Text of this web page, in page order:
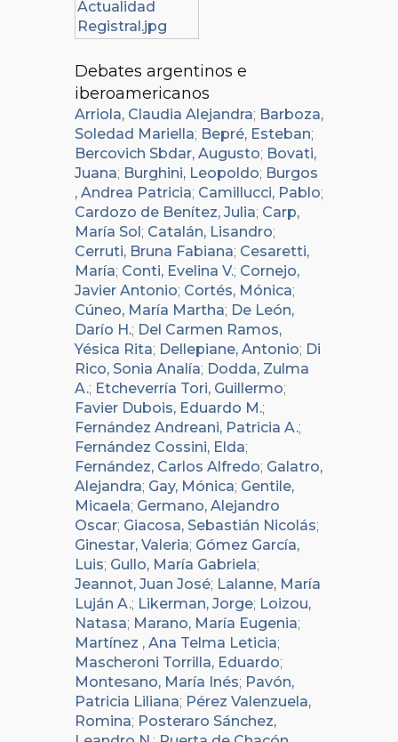
Debates argentinos e
iberoamericanos
Arriola, Claudia Alejandra; Barboza,
Soledad Mariella; Bepré, Esteban;
Bercovich Sbdar, Augusto; Bovati,
Juana; Burghini, Leopoldo; Burgos
, Andrea Patricia; Camillucci, Pablo;
Cardozo de Benítez, Julia; Carp,
María Sol ; Catalán, Lisandro;
Cerruti, Bruna Fabiana; Cesaretti,
María; Conti, Evelina V.; Cornejo,
Javier Antonio; Cortés, Mónica;
Cúneo, María Martha; De León,
Darío H.; Del Carmen Ramos,
Yésica Rita; Dellepiane, Antonio; Di
Rico, Sonia Analía; Dodda, Zulma
A.; Etcheverría Tori, Guillermo;
Favier Dubois, Eduardo M.;
Fernández Andreani, Patricia A.;
Fernández Cossini, Elda;
Fernández, Carlos Alfredo; Galatro,
Alejandra; Gay, Mónica; Gentile,
Micaela; Germano, Alejandro
Oscar; Giacosa, Sebastián Nicolás;
Ginestar, Valeria; Gómez García,
Luis; Gullo, María Gabriela;
Jeannot, Juan José; Lalanne, María
Luján A.; Likerman, Jorge; Loizou,
Natasa; Marano, María Eugenia;
Martínez , Ana Telma Leticia;
Mascheroni Torrilla, Eduardo;
Montesano, María Inés; Pavón,
Patricia Liliana; Pérez Valenzuela,
Romina; Posteraro Sánchez,